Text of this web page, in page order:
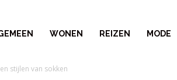
WONEN REIZEN MODE
stijlen van sokken